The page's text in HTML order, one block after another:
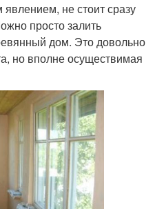
не стоит сразу
просто залить
дом. Это довольно
но вполне осуществимая